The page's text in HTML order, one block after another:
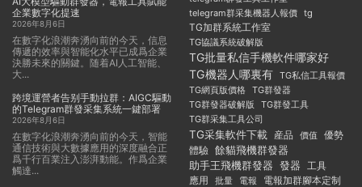
企業數字化提速
2026年8月6日
在數字化浪潮奔湧向前的今天，信息
傳遞的效率與智能化水平已成爲企業
決勝未來的關鍵。随着AI人工智能、
大...
跨境運營者告别手動拉群：AIGC驅動
的Telegram群發采集系統一鍵部署
2026年8月6日
在數字化浪潮奔湧向前的今天，智能
通信技術與大數據應用的深度融合正
爲千行百業注入澎湃動能。作爲企業
觸達...
telegram群采集機器人報價 tg
TG加群系統工作室
TG協議系統破解版
TG批量私信手機軟件哪家好
TG機器人哪裏有
TG私信工具報價
TG網頁版價格
TG群發器
TG群發器破解版
TG群發工具
TG群采集工具公司
TG采集軟件下載 産品 價值 優勢
體驗 餘貓飛機群發器
助手王飛機群發器 發器 工具
應用
批量 電報 電報加群腳本定制